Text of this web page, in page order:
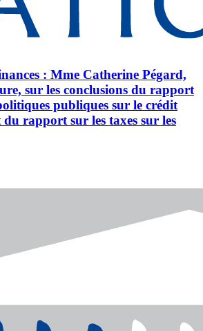
: Mme Catherine Pégard,
sur les conclusions du rapport
publiques sur le crédit
du rapport sur les taxes sur les